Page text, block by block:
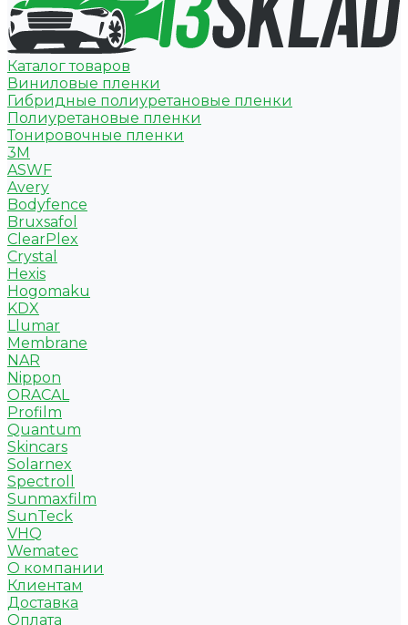
Каталог товаров
Виниловые пленки
Гибридные полиуретановые пленки
Полиуретановые пленки
Тонировочные пленки
3M
ASWF
Avery
Bodyfence
Bruxsafol
ClearPlex
Crystal
Hexis
Hogomaku
KDX
Llumar
Membrane
NAR
Nippon
ORACAL
Profilm
Quantum
Skincars
Solarnex
Spectroll
Sunmaxfilm
SunTeck
VHQ
Wematec
О компании
Клиентам
Доставка
Оплата